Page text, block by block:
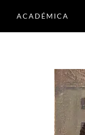
ACADÉMICA